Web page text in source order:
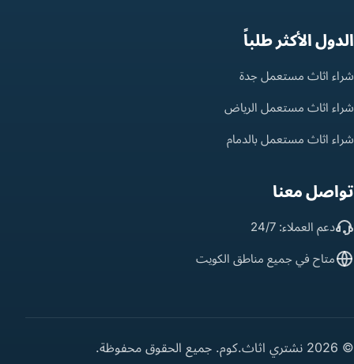
الدول الأكثر طلباً
شراء اثاث مستعمل جدة
شراء اثاث مستعمل الرياض
شراء اثاث مستعمل بالدمام
تواصل معنا
دعم العملاء: 24/7
متاح في جميع مناطق الكويت
© 2026 نشتري اثاث.كوم. جميع الحقوق محفوظة.